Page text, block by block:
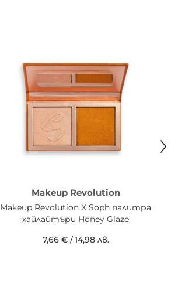
Makeup Revolution
Makeup Revolution X Soph палитра
хайлайтъри Honey Glaze
7,66 €/14,98 лв.